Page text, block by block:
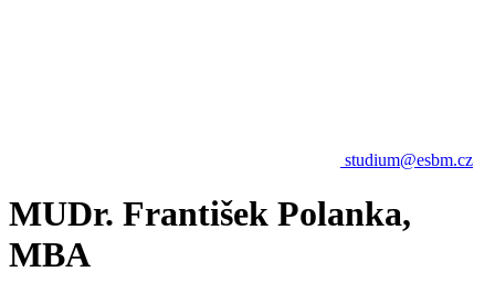
studium@esbm.cz
MUDr. František Polanka,
MBA